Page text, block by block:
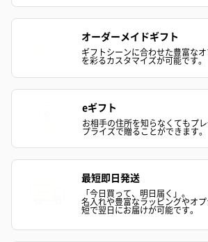
紅茶・コーヒー・スイーツ
紅茶・コーヒー・スイーツを同梱してお届け
への＋αにおすすめです。
オーダーメイドギフト
ギフトシーンに合わせた豊富な
を彩るカスタマイズが可能です。
eギフト
お相手の住所を知らなくてもプ
プライズで贈ることができます。
最短即日発送
「今日買って、明日届く」。
名入れや豊富なラッピングやオ
短で翌日にお届けが可能です。